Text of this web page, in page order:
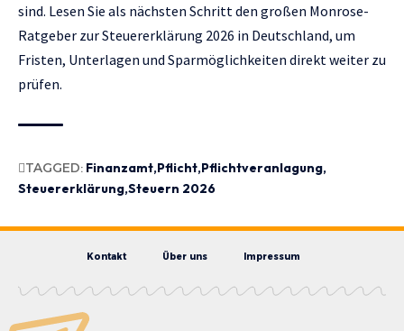
sind. Lesen Sie als nächsten Schritt den großen Monrose-
Ratgeber zurSteuererklärung 2026 in Deutschland, um
Fristen, Unterlagen und Sparmöglichkeiten direkt weiter zu
prüfen.
TAGGED: Finanzamt Pflicht Pflichtveranlagung
Steuererklärung Steuern 2026
Kontakt Über uns Impressum